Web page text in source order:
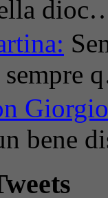
sempre
bene